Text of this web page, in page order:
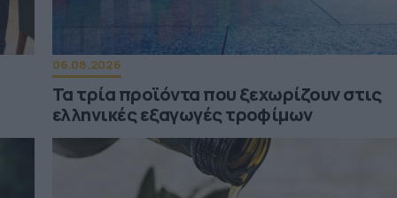
06.08.2026
Τα τρία προϊόντα που ξεχωρίζουν στις
ελληνικές εξαγωγές τροφίμων